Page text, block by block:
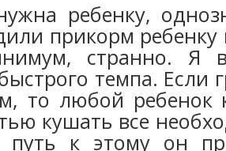
ребенку,
прикорм ребенку
странно. Я
темпа. Если
то любой ребенок
кушать все
путь к этому он